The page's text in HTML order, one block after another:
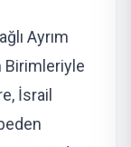
Ayrım
Birimleriyle
İsrail